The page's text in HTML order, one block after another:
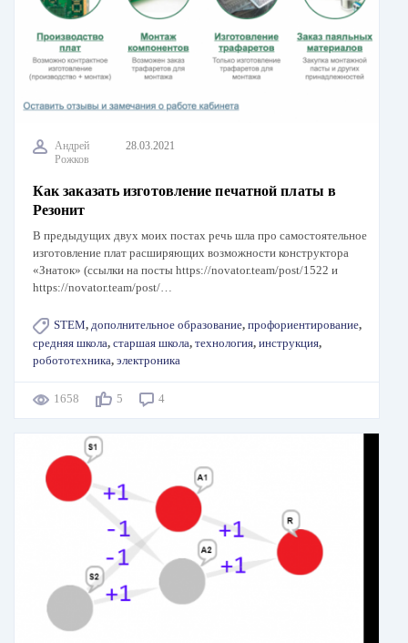
Андрей
Рожков
28.03.2021
Как заказать изготовление печатной платы в
Резонит
В предыдущих двух моих постах речь шла про самостоятельное
изготовление плат расширяющих возможности конструктора
«Знаток» (ссылки на посты https://novator.team/post/1522 и
https://novator.team/post/…
STEM, дополнительное образование, профориентирование,
средняя школа, старшая школа, технология, инструкция,
робототехника, электроника
1658 5 4